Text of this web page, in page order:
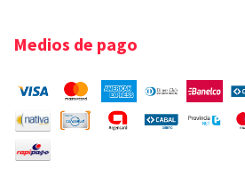
Medios de pago